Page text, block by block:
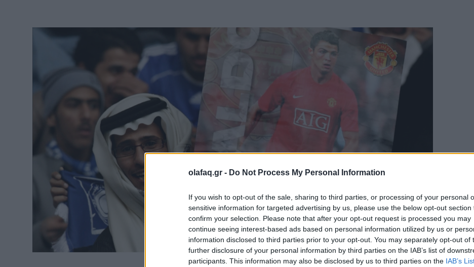
olafaq.gr - Do Not Process My Personal Information
If you wish to opt-out of the sale, sharing to third parties, or processing of your personal
sensitive information for targeted advertising by us, please use the below opt-out section
confirm your selection. Please note that after your opt-out request is processed you may
continue seeing interest-based ads based on personal information utilized by us or
information disclosed to third parties prior to your opt-out. You may separately opt-out of
further disclosure of your personal information by third parties on the IAB’s list of
participants. This information may also be disclosed by us to third parties on the IAB’s